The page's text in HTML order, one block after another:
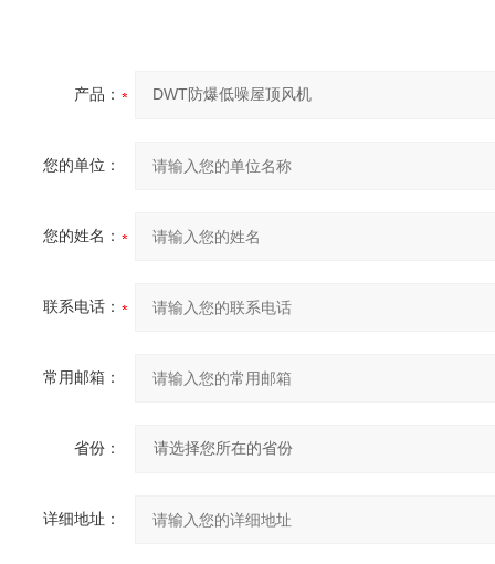
产品：
您的单位：
您的姓名：
联系电话：
常用邮箱：
省份：
详细地址：